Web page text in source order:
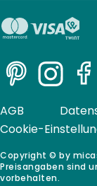
Pinterest
Copyright © by
Preisangaben sind
vorbehalten.
AGB
Cookie-